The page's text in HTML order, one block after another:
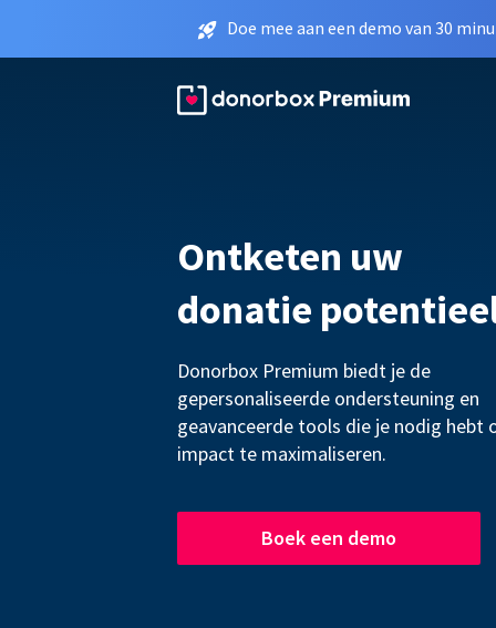
Doe mee aan een demo van 30
Ontketen uw
donatie
Donorbox Premium biedt je de
gepersonaliseerde ondersteuning en
geavanceerde tools die je nodig hebt
impact te maximaliseren.
Boek een demo